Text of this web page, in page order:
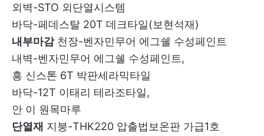
외벽-STO 외단열시스템
바닥-페데스탈 20T 데크타일(보현석재)
내부마감천장-벤자민무어 에그쉘 수성페인트
내벽-벤자민무어 에그쉘 수성페인트,
흥 신스톤 6T 박판세라믹타일
바닥-12T 이태리 테라조타일,
안 이 원목마루
단열재 지붕-THK220 압출법보온판 가급1호